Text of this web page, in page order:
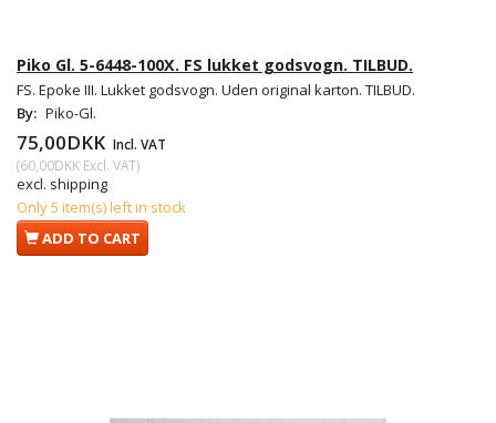
Piko Gl. 5-6448-100X. FS lukket godsvogn. TILBUD.
FS. Epoke III. Lukket godsvogn. Uden original karton. TILBUD.
By: Piko-Gl.
75,00DKK Incl. VAT
(60,00DKK Excl. VAT)
excl. shipping
Only 5 item(s) left in stock
ADD TO CART